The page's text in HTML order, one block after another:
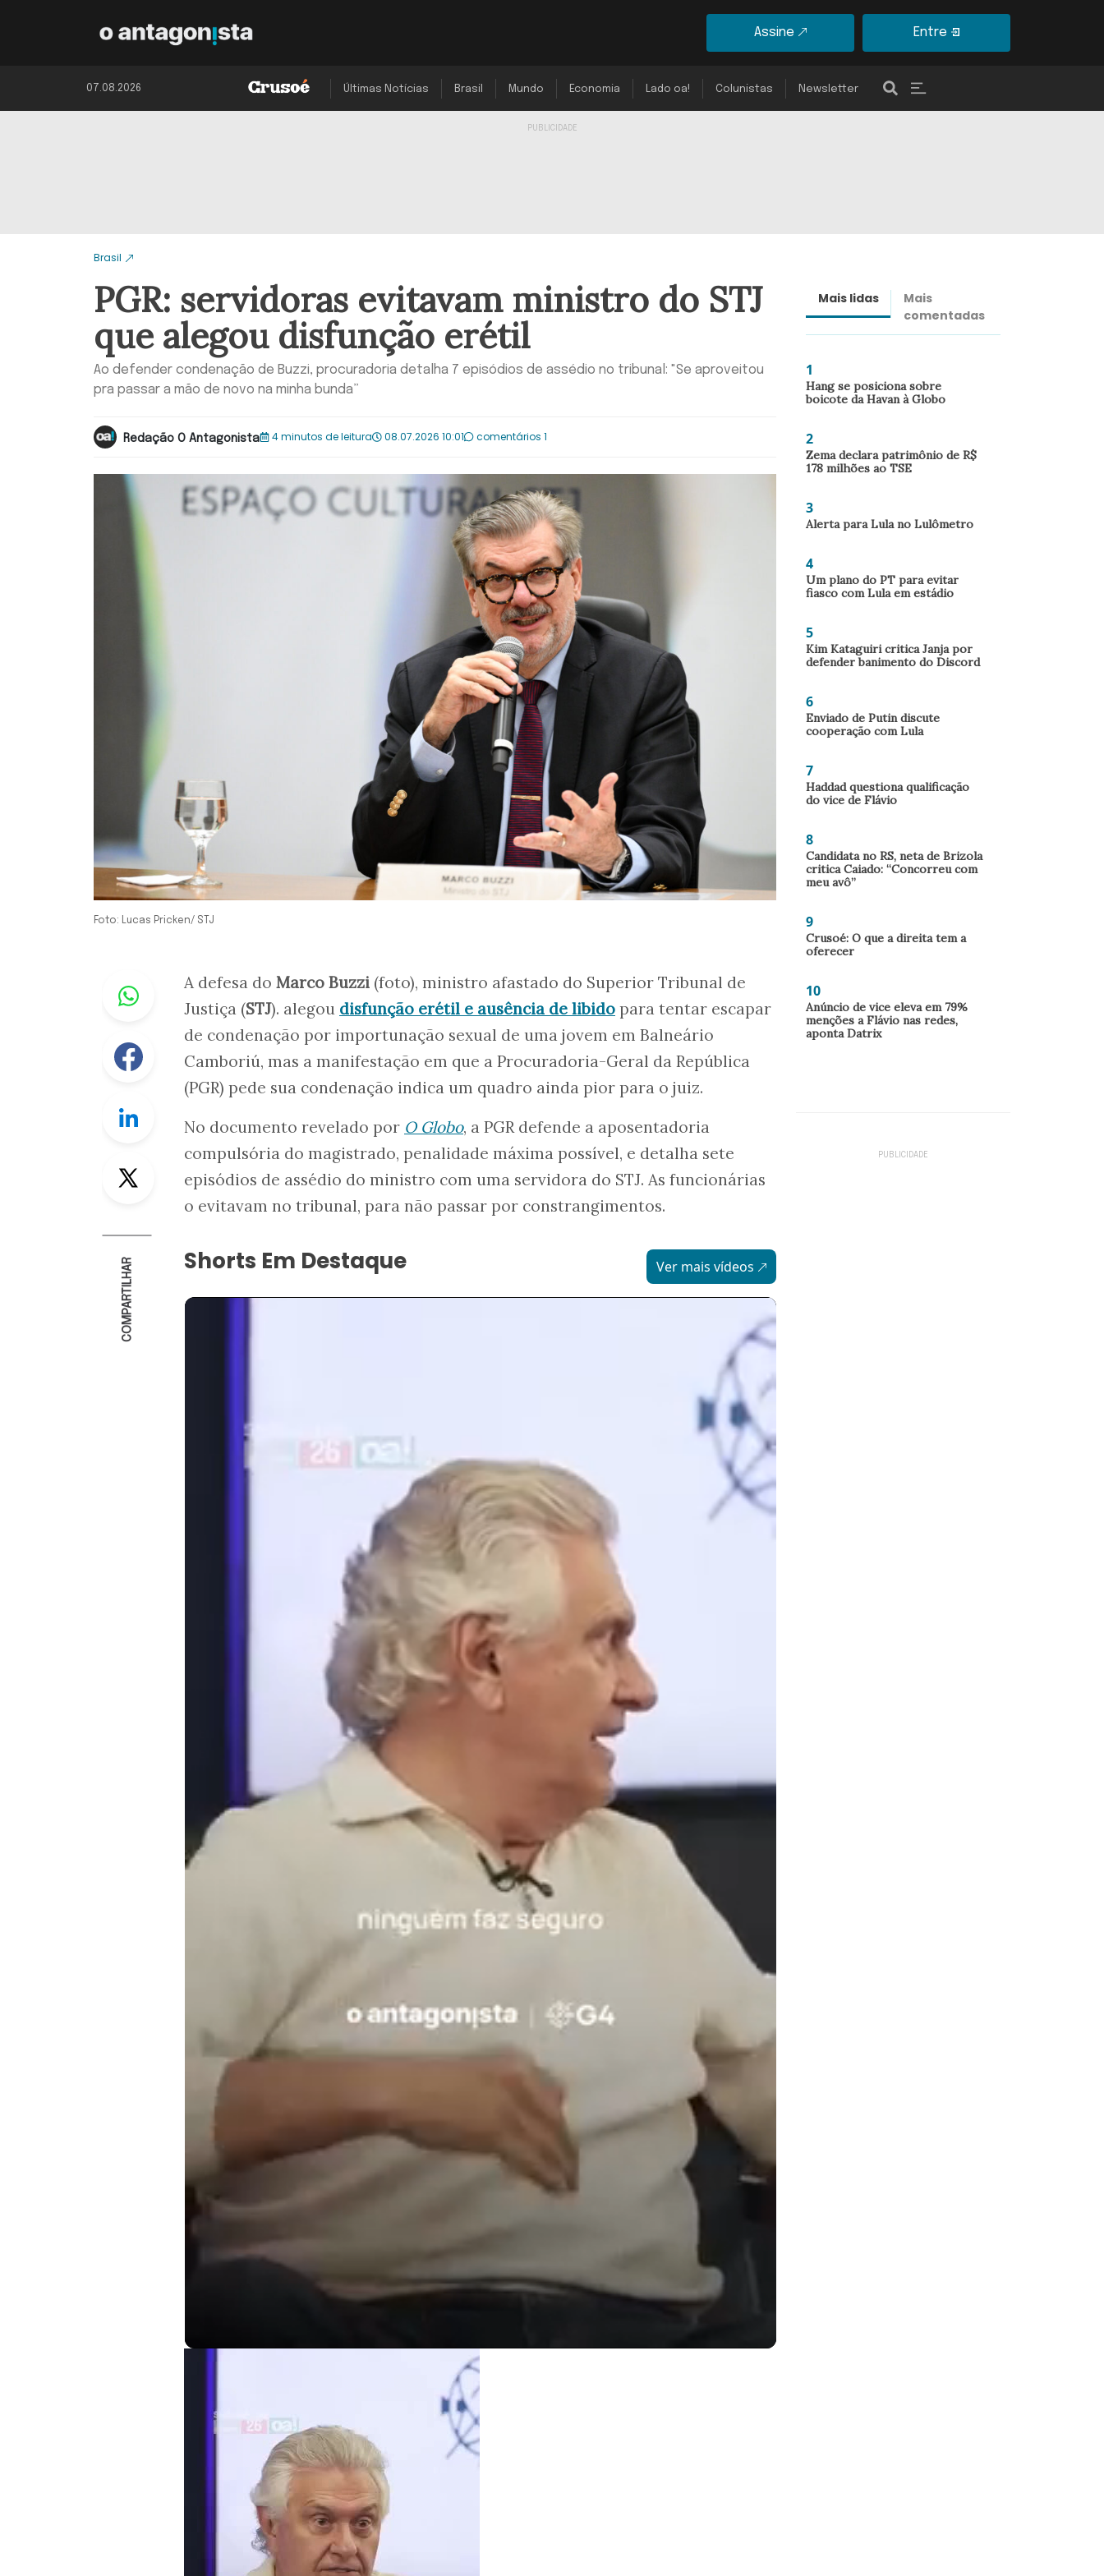
Assine Entre
07.08.2026 Últimas Notícias Brasil Mundo Economia Lado oa! Colunistas Newsletter
Brasil
PGR: servidoras evitavam ministro do STJ
que alegou disfunção erétil
Ao defender condenação de Buzzi, procuradoria detalha 7 episódios de assédio no tribunal: "Se aproveitou
pra passar a mão de novo na minha bunda”
Redação O Antagonista 4 minutos de leitura 08.07.2026 10:01 comentários 1
Foto: Lucas Pricken/ STJ
Whastapp
Facebook
Linkedin
Twitter
COMPARTILHAR
A defesa do Marco Buzzi (foto), ministro afastado do Superior Tribunal de
Justiça (STJ). alegou disfunção erétil e ausência de libido para tentar escapar
de condenação por importunação sexual de uma jovem em Balneário
Camboriú, mas a manifestação em que a Procuradoria-Geral da República
(PGR) pede sua condenação indica um quadro ainda pior para o juiz.
No documento revelado por O Globo, a PGR defende a aposentadoria
compulsória do magistrado, penalidade máxima possível, e detalha sete
episódios de assédio do ministro com uma servidora do STJ. As funcionárias
o evitavam no tribunal, para não passar por constrangimentos.
Shorts Em Destaque Ver mais vídeos
Mais lidas
Mais
comentadas
1
Hang se posiciona sobre
boicote da Havan à Globo
2
Zema declara patrimônio de R$
178 milhões ao TSE
3
Alerta para Lula no Lulômetro
4
Um plano do PT para evitar
fiasco com Lula em estádio
5
Kim Kataguiri critica Janja por
defender banimento do Discord
6
Enviado de Putin discute
cooperação com Lula
7
Haddad questiona qualificação
do vice de Flávio
8
Candidata no RS, neta de Brizola
critica Caiado: “Concorreu com
meu avô”
9
Crusoé: O que a direita tem a
oferecer
10
Anúncio de vice eleva em 79%
menções a Flávio nas redes,
aponta Datrix